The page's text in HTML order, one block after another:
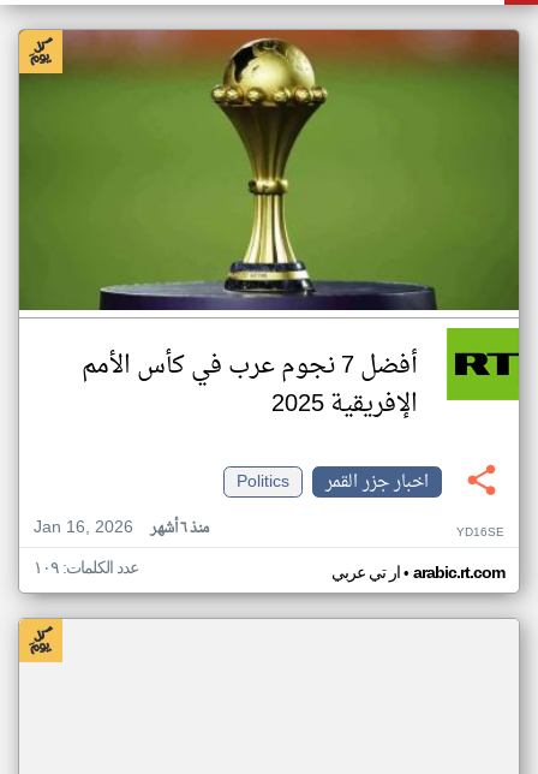
أفضل 7 نجوم عرب في كأس الأمم
الإفريقية 2025
اخبار جزر القمر
Politics
Jan 16, 2026
منذ ٦ أشهر YD16SE
ار تي عربي• arabic.rt.com عدد الكلمات: ١٠٩